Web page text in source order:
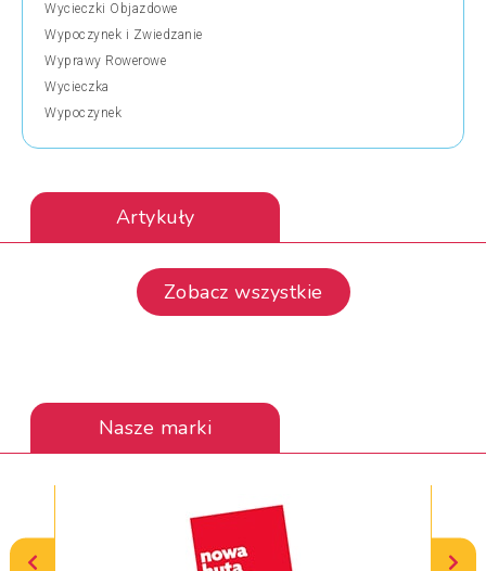
Wycieczki Objazdowe
Wypoczynek i Zwiedzanie
Wyprawy Rowerowe
Wycieczka
Wypoczynek
Artykuły
Zobacz wszystkie
Nasze marki